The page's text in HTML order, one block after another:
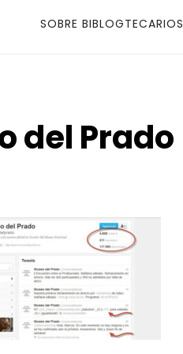
SOBRE BIBLOGTECARIOS
del Prado